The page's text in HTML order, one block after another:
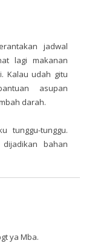
jadwal
lagi makanan
Kalau udah gitu
asupan
darah.
tunggu-tunggu.
bahan
ya Mba.